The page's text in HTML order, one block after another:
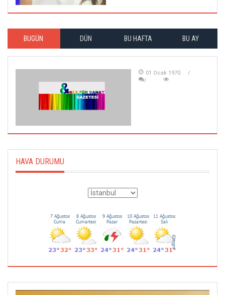
BUGÜN DÜN BU HAFTA BU AY
01 Ocak 1970
HAVA DURUMU